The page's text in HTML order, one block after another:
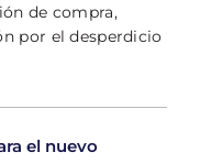
de compra,
por el desperdicio
el nuevo